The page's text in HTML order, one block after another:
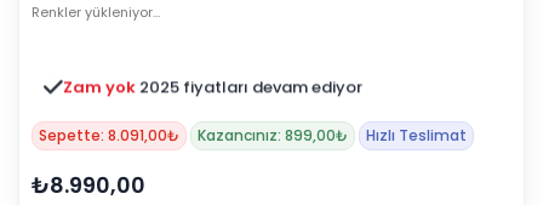
Renkler yükleniyor…
Zam yok 2025 fiyatları devam ediyor
Sepette: 8.091,00₺ Kazancınız: 899,00₺ Hızlı Teslimat
₺8.990,00